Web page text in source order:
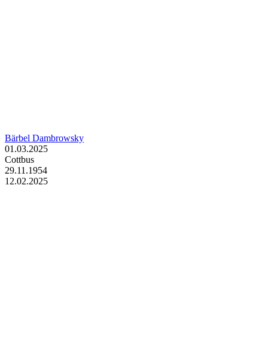
Bärbel Dambrowsky
01.03.2025
Cottbus
29.11.1954
12.02.2025